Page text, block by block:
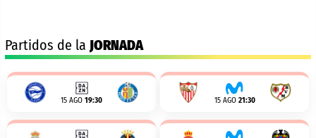
Partidos de la JORNADA
15 AGO 19:30 15 AGO 21:30